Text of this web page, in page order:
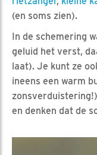
(en soms zien).
In de schemering
geluid het verst,
laat). Je kunt ze
ineens een warm
en denken dat de